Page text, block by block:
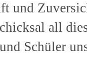
und
all
Schüler